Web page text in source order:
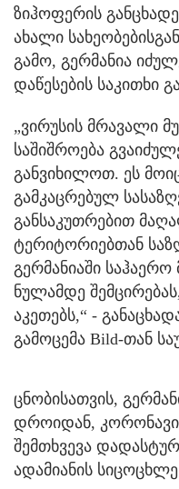
ზიჰოფერის
ახალი
გამო, გერმანია
დაწესების საკითხი
„ვირუსის მრავალი
საშიშროება
განვიხილოთ. ეს
გამკაცრებულ
განსაკუთრებით
ტერიტორიებთან
გერმანიაში
ნულამდე
აკეთებს,“ -
გამოცემა Bild-თან
ცნობისათვის,
დროიდან,
შემთხვევა
ადამიანის